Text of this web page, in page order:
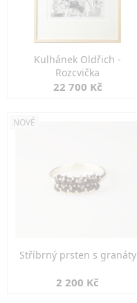
Kulhánek Oldřich -
Rozcvička
22 700 Kč
NOVÉ
Stříbrný prsten s granáty
2 200 Kč